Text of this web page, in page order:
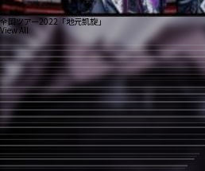
全国ツアー2022「地元凱旋」
View All